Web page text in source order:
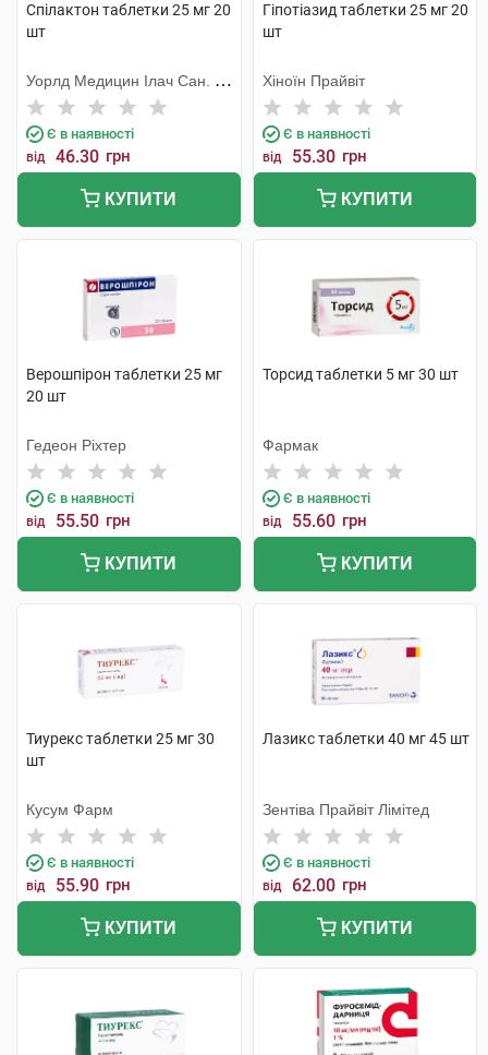
Спілактон таблетки 25 мг 20
шт
Уорлд Медицин Ілач Сан. Ве
Тідж
Є в наявності
від 46.30 грн
КУПИТИ
Гіпотіазид таблетки 25 мг 20
шт
Хіноїн Прайвіт
Є в наявності
від 55.30 грн
КУПИТИ
Верошпірон таблетки 25 мг
20 шт
Гедеон Ріхтер
Є в наявності
від 55.50 грн
КУПИТИ
Торсид таблетки 5 мг 30 шт
Фармак
Є в наявності
від 55.60 грн
КУПИТИ
Тиурекс таблетки 25 мг 30
шт
Кусум Фарм
Є в наявності
від 55.90 грн
КУПИТИ
Лазикс таблетки 40 мг 45 шт
Зентіва Прайвіт Лімітед
Є в наявності
від 62.00 грн
КУПИТИ